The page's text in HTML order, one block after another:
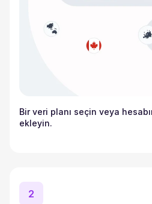
Bir veri planı seçin veya
ekleyin.
2